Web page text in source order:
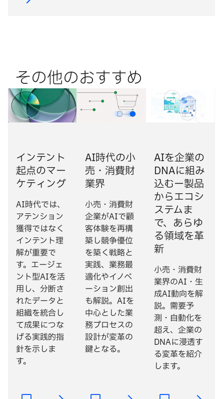
その他のおすすめ
インテント
起点のマー
ケティング
AI時代では、
アテンション
獲得ではなく
インテント理
解が重要で
す。エージェ
ント型AIを活
用し、分断さ
れたデータと
組織を統合し
て成果につな
げる実践的指
針を示しま
す。
AI時代の小
売・消費財
業界
小売・消費財
企業がAIで顧
客体験を再構
築し競争優位
を築く戦略と
実践、業務最
適化やイノベ
ーション創出
も解説。AIを
中心とした業
務プロセスの
設計が変革の
鍵となる。
AIを企業の
DNAに組み
込むー製品
からエコシ
ステムま
で、あらゆ
る領域を革
新
小売・消費財
業界のAI・生
成AI動向を解
説。需要予
測・自動化を
超え、企業の
DNAに浸透す
る変革を紹介
します。